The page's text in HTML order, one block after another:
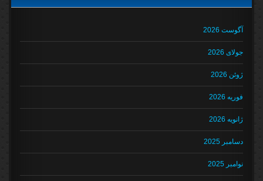
آگوست 2026
جولای 2026
ژوئن 2026
فوریه 2026
ژانویه 2026
دسامبر 2025
نوامبر 2025